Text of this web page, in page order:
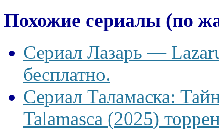
Похожие сериалы (по
Сериал Лазарь —
бесплатно.
Сериал Таламаска:
Talamasca (2025)